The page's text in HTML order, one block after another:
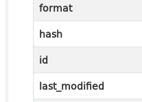
format
hash
id
last_modified